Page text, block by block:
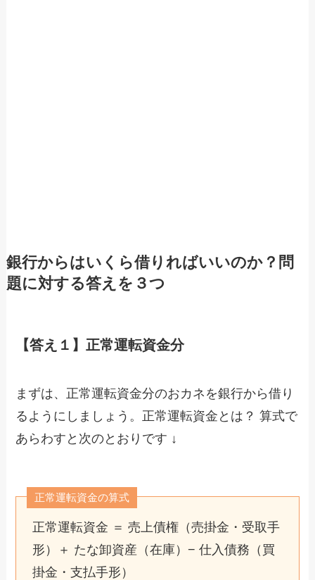
銀行からはいくら借りればいいのか？問
題に対する答えを３つ
【答え１】正常運転資金分
まずは、正常運転資金分のおカネを銀行から借り
るようにしましょう。正常運転資金とは？ 算式で
あらわすと次のとおりです ↓
正常運転資金の算式
正常運転資金 ＝ 売上債権（売掛金・受取手
形）＋ たな卸資産（在庫）− 仕入債務（買
掛金・支払手形）